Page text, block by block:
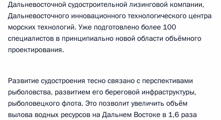
Дальневосточной судостроительной лизинговой компании,
Дальневосточного инновационного технологического центра
морских технологий. Уже подготовлено более 100
специалистов в принципиально новой области объёмного
проектирования.
Развитие судостроения тесно связано с перспективами
рыболовства, развитием его береговой инфраструктуры,
рыболовецкого флота. Это позволит увеличить объём
вылова водных ресурсов на Дальнем Востоке в 1,6 раза